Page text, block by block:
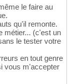
le faire au
qu'il remonte.
métier... (c'est un
le tester votre
en tout genre
vous m'accepter